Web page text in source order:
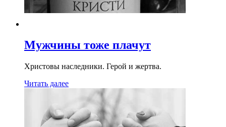
Мужчины тоже плачут
Христовы наследники. Герой и жертва.
Читать далее